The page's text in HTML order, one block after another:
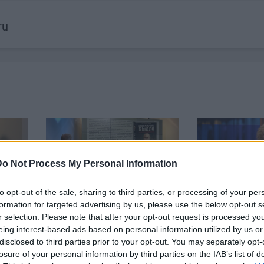
Not Process My Personal Information
opt-out of the sale, sharing to third parties, or processing of your
for targeted advertising by us, please use the below opt-out
selection. Please note that after your opt-out request is processed
interest-based ads based on personal information utilized by us
to third parties prior to your opt-out. You may separately
of your personal information by third parties on the IAB’s list of
daļa
05.08.2026 Aktuālais par
karadarbību Ukrainā 2. daļa
5. augusts
05.08.2026
daļa
5. augusts